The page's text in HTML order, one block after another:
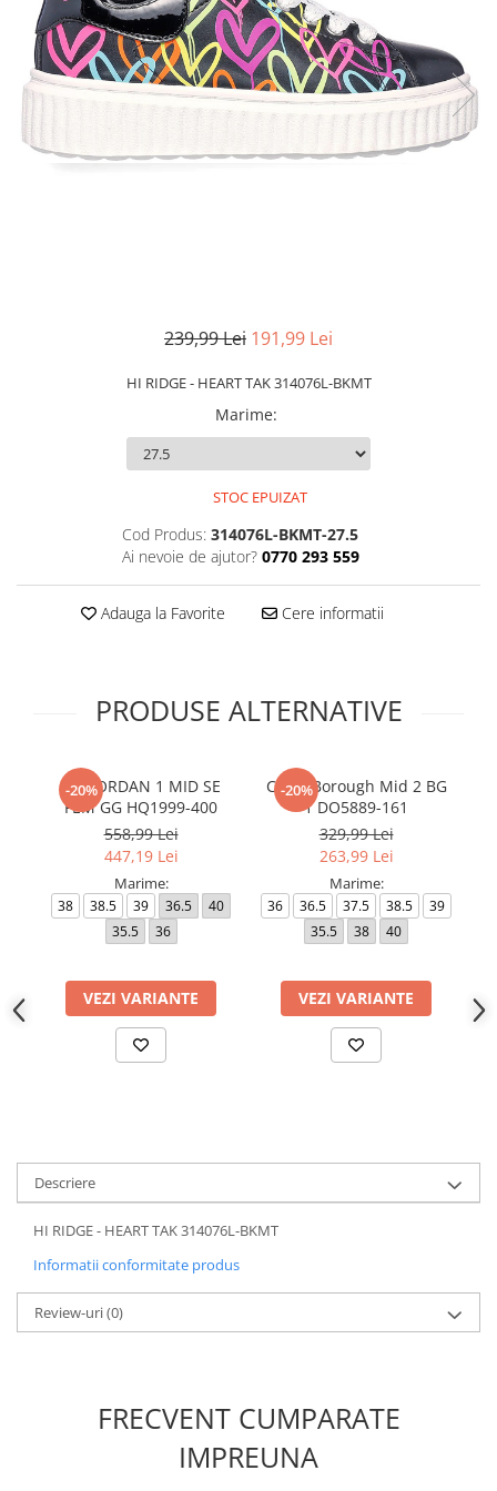
Slapi barbati
Mocasini
Pantofi sport femei
Slapi femei
Sandale & Slapi copii
239,99 Lei 191,99 Lei
HI RIDGE - HEART TAK 314076L-BKMT
Marime:
STOC EPUIZAT
Cod Produs: 314076L-BKMT-27.5
Ai nevoie de ajutor? 0770 293 559
Adauga la Favorite Cere informatii
PRODUSE ALTERNATIVE
-20%
AIR JORDAN 1 MID SE
FEM GG HQ1999-400
558,99 Lei
447,19 Lei
Marime:
38 38.5 39 36.5
40
35.5
36
VEZI VARIANTE
-20%
Court Borough Mid 2 BG
1 DO5889-161
329,99 Lei
263,99 Lei
Marime:
36 36.5 37.5 38.5
39
35.5
38 40
VEZI VARIANTE
Descriere
HI RIDGE - HEART TAK 314076L-BKMT
Informatii conformitate produs
Review-uri(0)
FRECVENT CUMPARATE
IMPREUNA